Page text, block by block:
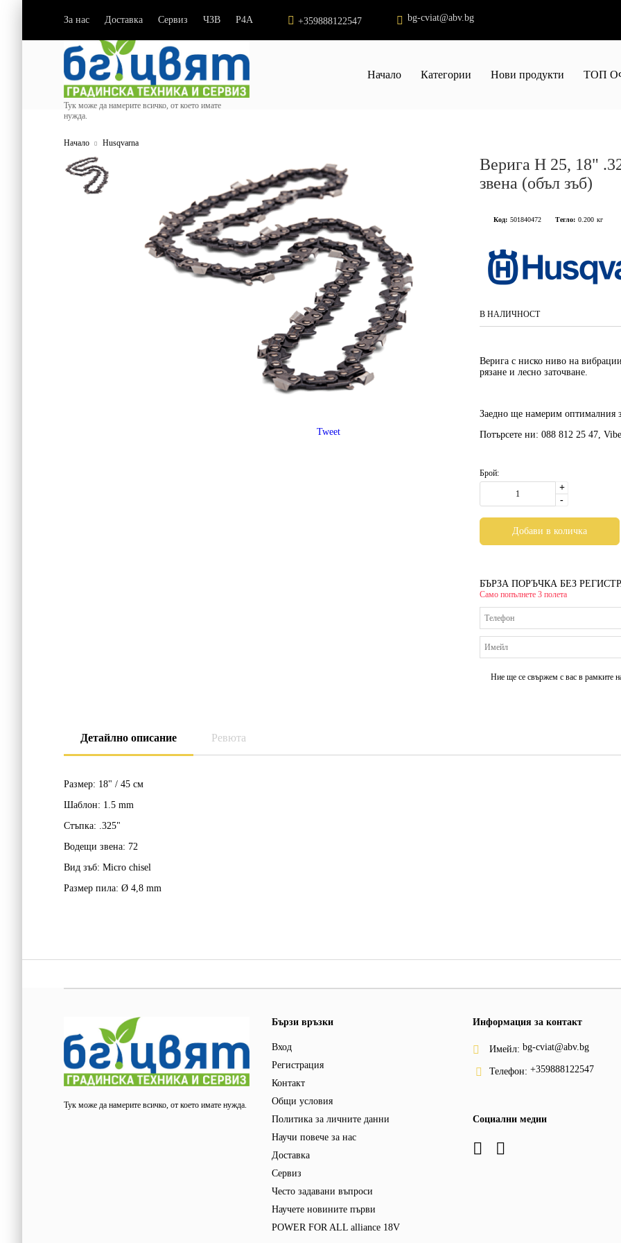
За нас Доставка Сервиз ЧЗВ P4A +359888122547 bg-cviat@abv.bg
Тук може да намерите всичко, от което имате
нужда.
Начало Категории Нови продукти ТОП
Начало Husqvarna
Tweet
Верига H 25, 18"
звена (объл зъб)
Код: 501840472 Тегло: 0.200 кг
В НАЛИЧНОСТ
Верига с ниско ниво на
рязане и лесно заточване.
Заедно ще намерим оптималния
Потърсете ни: 088 812 25 47,
Брой:
+
-
БЪРЗА ПОРЪЧКА БЕЗ
Само попълнете 3 полета
Ние ще се свържем с вас в рамките
Детайлно описание Ревюта
Размер: 18" / 45 см
Шаблон: 1.5 mm
Стъпка: .325"
Водещи звена: 72
Вид зъб: Micro chisel
Размер пила: Ø 4,8 mm
Тук може да намерите всичко, от което имате нужда.
Бързи връзки
Вход
Регистрация
Контакт
Общи условия
Политика за личните данни
Научи повече за нас
Доставка
Сервиз
Често задавани въпроси
Научете новините първи
POWER FOR ALL alliance 18V
Информация за контакт
Имейл: bg-cviat@abv.bg
Телефон: +359888122547
Социални медии